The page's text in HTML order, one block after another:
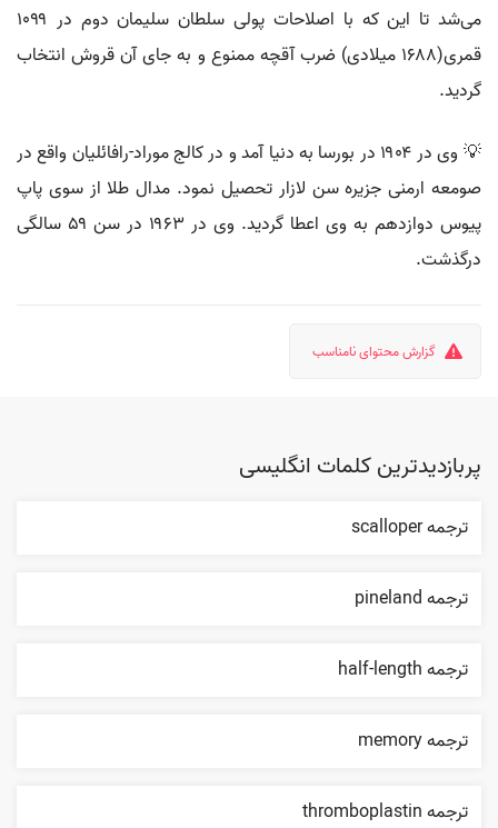
می‌شد تا این که با اصلاحات پولی سلطان سلیمان دوم در ۱۰۹۹
قمری(۱۶۸۸ میلادی) ضرب آقچه ممنوع و به جای آن قروش انتخاب
گردید.
💡 وی در ۱۹۰۴ در بورسا به دنیا آمد و در کالج موراد-رافائلیان واقع در
صومعه ارمنی جزیره سن لازار تحصیل نمود. مدال طلا از سوی پاپ
پیوس دوازدهم به وی اعطا گردید. وی در ۱۹۶۳ در سن ۵۹ سالگی
درگذشت.
گزارش محتوای نامناسب
پربازدیدترین کلمات انگلیسی
ترجمه scalloper
ترجمه pineland
ترجمه half-length
ترجمه memory
ترجمه thromboplastin